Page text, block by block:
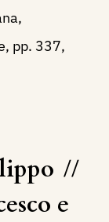
pp. 337,
//
e